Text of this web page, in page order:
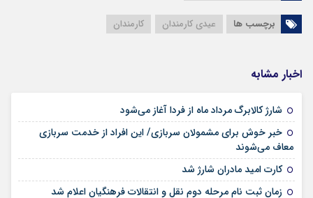
برچسب ها عیدی کارمندان کارمندان
اخبار مشابه
شارژ کالابرگ مرداد ماه از فردا آغاز می‌شود
خبر خوش برای مشمولان سربازی/ این افراد از خدمت سربازی
معاف می‌شوند
کارت امید مادران شارژ شد
زمان ثبت نام مرحله دوم نقل و انتقالات فرهنگیان اعلام شد